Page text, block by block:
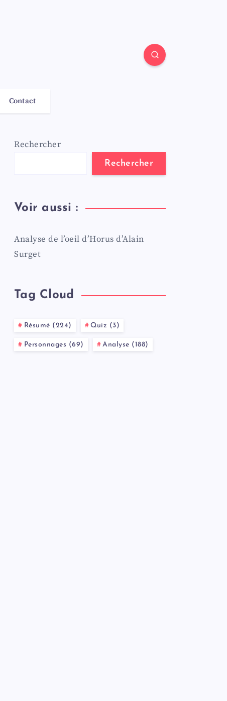
Contact
Rechercher
Rechercher
Voir aussi :
Analyse de l’oeil d’Horus d’Alain
Surget
Tag Cloud
Résumé (224) Quiz (3)
Personnages (69) Analyse (188)